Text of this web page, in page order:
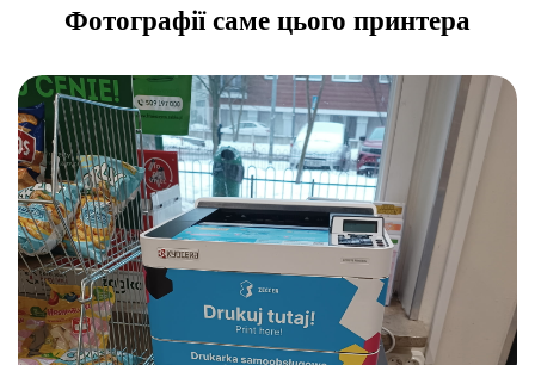
Фотографії саме цього принтера